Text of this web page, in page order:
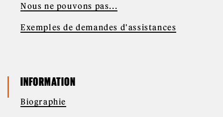
Nous ne pouvons pas...
Exemples de demandes d'assistances
INFORMATION
Biographie